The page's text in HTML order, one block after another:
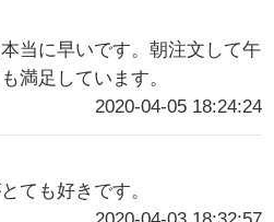
当に早いです。朝注文して午
満足しています。
2020-04-05 18:24:24
ても好きです。